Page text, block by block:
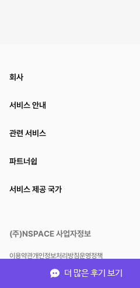
더 많은 후기 보기
회사
서비스 안내
관련 서비스
파트너쉽
서비스 제공 국가
(주)NSPACE 사업자정보
이용약관개인정보처리방침운영정책
스페이스클라우드는 통신판매중개자이며 통신판
라우드는 공간 거래정보 및 거래에 대해 책임지지